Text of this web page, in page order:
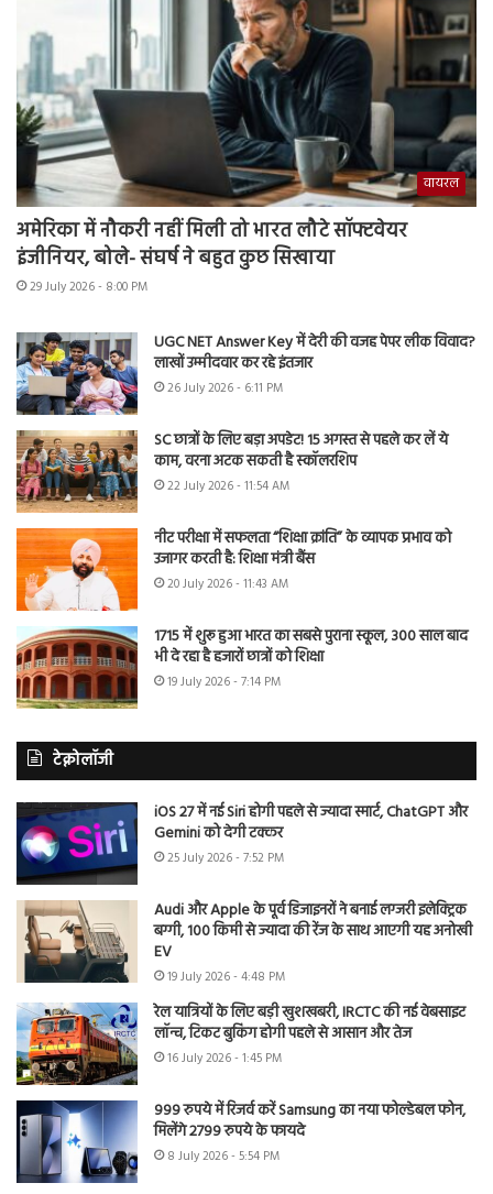
वायरल
अमेरिका में नौकरी नहीं मिली तो भारत लौटे सॉफ्टवेयर
इंजीनियर, बोले- संघर्ष ने बहुत कुछ सिखाया
29 July 2026 - 8:00 PM
UGC NET Answer Key में देरी की वजह पेपर लीक विवाद?
लाखों उम्मीदवार कर रहे इंतजार
26 July 2026 - 6:11 PM
SC छात्रों के लिए बड़ा अपडेट! 15 अगस्त से पहले कर लें ये
काम, वरना अटक सकती है स्कॉलरशिप
22 July 2026 - 11:54 AM
नीट परीक्षा में सफलता “शिक्षा क्रांति” के व्यापक प्रभाव को
उजागर करती है: शिक्षा मंत्री बैंस
20 July 2026 - 11:43 AM
1715 में शुरू हुआ भारत का सबसे पुराना स्कूल, 300 साल बाद
भी दे रहा है हजारों छात्रों को शिक्षा
19 July 2026 - 7:14 PM
टेक्नोलॉजी
iOS 27 में नई Siri होगी पहले से ज्यादा स्मार्ट, ChatGPT और
Gemini को देगी टक्कर
25 July 2026 - 7:52 PM
Audi और Apple के पूर्व डिजाइनरों ने बनाई लग्जरी इलेक्ट्रिक
बग्गी, 100 किमी से ज्यादा की रेंज के साथ आएगी यह अनोखी
EV
19 July 2026 - 4:48 PM
रेल यात्रियों के लिए बड़ी खुशखबरी, IRCTC की नई वेबसाइट
लॉन्च, टिकट बुकिंग होगी पहले से आसान और तेज
16 July 2026 - 1:45 PM
999 रुपये में रिजर्व करें Samsung का नया फोल्डेबल फोन,
मिलेंगे 2799 रुपये के फायदे
8 July 2026 - 5:54 PM